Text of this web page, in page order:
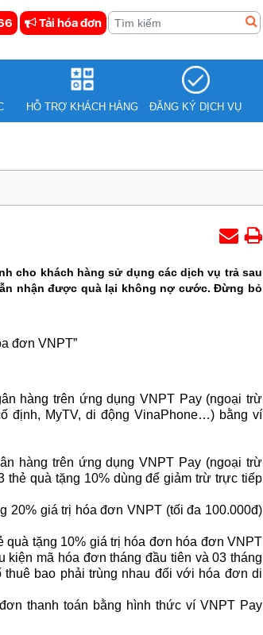
Tải hóa đơn
HỖ TRỢ KHÁCH HÀNG ĐĂNG KÝ DỊCH VỤ
cho khách hàng sử dụng các dịch vụ trả sau
nhận được quà lại không nợ cước. Đừng bỏ
đơn VNPT”
hàng trên ứng dụng VNPT Pay (ngoại trừ
định, MyTV, di động VinaPhone…) bằng ví
hàng trên ứng dụng VNPT Pay (ngoại trừ
thẻ quà tặng 10% dùng để giảm trừ trực tiếp
20% giá trị hóa đơn VNPT (tối đa 100.000đ)
quà tặng 10% giá trị hóa đơn hóa đơn VNPT
mã hóa đơn tháng đầu tiên và 03 tháng
bao phải trùng nhau đối với hóa đơn di
thanh toán bằng hình thức ví VNPT Pay